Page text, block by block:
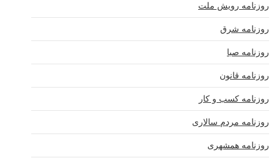
روزنامه رویش ملت
روزنامه شرق
روزنامه صبا
روزنامه قانون
روزنامه كسب و كار
روزنامه مردم سالاری
روزنامه همشهری